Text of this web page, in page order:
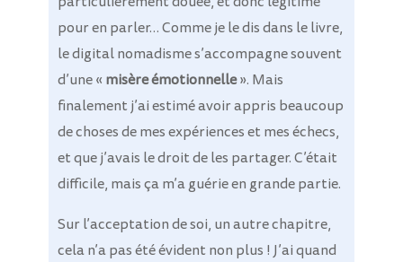
pour en parler… Comme je le dis dans le livre,
le digital nomadisme s’accompagne souvent
d’une « misère émotionnelle». Mais
finalement j’ai estimé avoir appris beaucoup
de choses de mes expériences et mes échecs,
et que j’avais le droit de les partager. C’était
difficile, mais ça m’a guérie en grande partie.
Sur l’acceptation de soi, un autre chapitre,
cela n’a pas été évident non plus ! J’ai quand